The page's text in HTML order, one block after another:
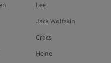
Lee
Jack Wolfskin
Crocs
Heine